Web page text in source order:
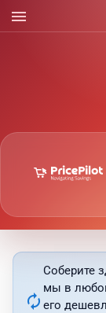
menu
autorenew
Соберите
мы в
его